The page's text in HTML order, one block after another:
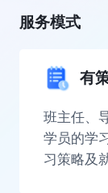
服务模式
有
班主任、
学员的学
习策略及